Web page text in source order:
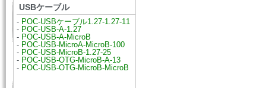
USBケーブル
- POC-USBケーブル1.27-1.27-11
- POC-USB-A-1.27
- POC-USB-A-MicroB
- POC-USB-MicroA-MicroB-100
- POC-USB-MicroB-1.27-25
- POC-USB-OTG-MicroB-A-13
- POC-USB-OTG-MicroB-MicroB